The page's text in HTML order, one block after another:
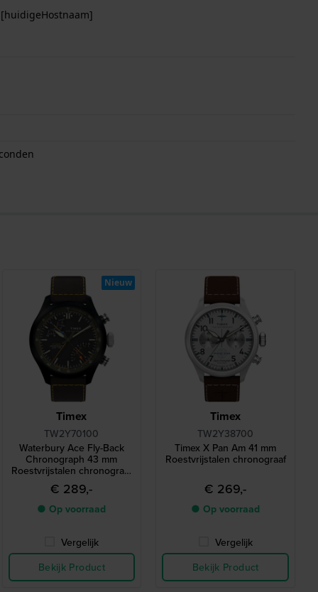
Timex
TW2Y70100
Waterbury Ace Fly-Back
Chronograph 43 mm
Roestvrijstalen chronograaf
met luchtvaartfunctie
€ 289,-
● Op voorraad
Vergelijk
Bekijk Product
Nieuw
Timex
TW2Y38700
Timex X Pan Am 41 mm
Roestvrijstalen chronograaf
€ 269,-
● Op voorraad
Vergelijk
Bekijk Product